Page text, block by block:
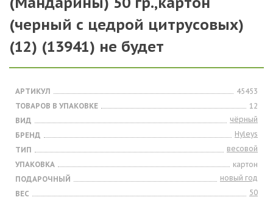
(черный с цедрой цитрусовых)
(12) (13941) не будет
АРТИКУЛ
45453
ТОВАРОВ В УПАКОВКЕ
12
ВИД
чёрный
БРЕНД
Hyleys
ТИП
весовой
УПАКОВКА
картон
ПОДАРОЧНЫЙ
новый год
ВЕС
50